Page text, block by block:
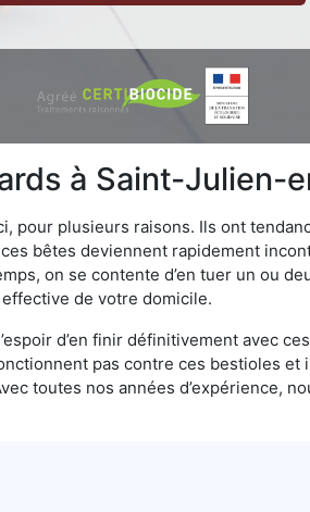
à Saint-Julien-
plusieurs raisons. Ils ont
bêtes deviennent rapidement
on se contente d’en tuer un ou
de votre domicile.
d’en finir définitivement avec ces
pas contre ces bestioles et
toutes nos années d’expérience,